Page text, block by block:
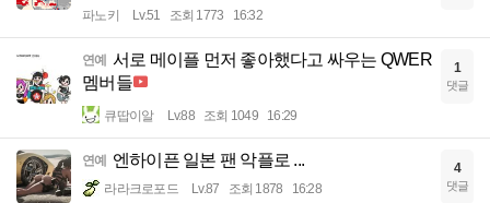
파노키 Lv.51 조회 1773 16:32
연예
서로 메이플 먼저 좋아했다고 싸우는 QWER
멤버들
큐땁이알 Lv.88 조회 1049 16:29
1
댓글
연예 엔하이픈 일본 팬 악플로 ...
라라크로포드 Lv.87 조회 1878 16:28
4
댓글